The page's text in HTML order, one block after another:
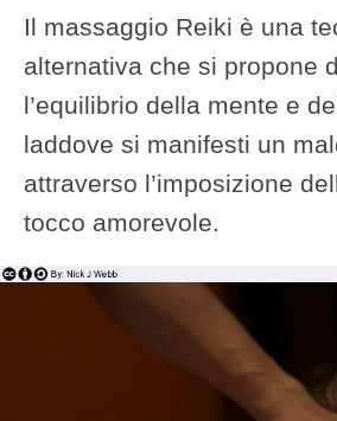
Il massaggio Reiki è una
alternativa che si propone
l’equilibrio della mente e
laddove si manifesti un
attraverso l’imposizione
tocco amorevole.